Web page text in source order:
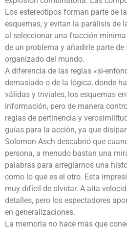
Los estereotipos forman parte de
esquemas, y evitan la parálisis de
al seleccionar una fracción
de un problema y añadirle parte
organizado del mundo.
A diferencia de las reglas «si-
demasiado o de la lógica, donde
válidas y triviales, los esquemas
información, pero de manera
reglas de pertinencia y
guías para la acción, ya que
Solomon Asch descubrió que
persona, a menudo bastan una
palabras para arreglarnos una
como lo que es el otro. Esta
muy difícil de olvidar. A alta
detalles, pero los espectadores
en generalizaciones.
La memoria no hace más que